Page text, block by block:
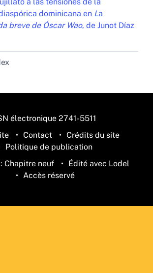
dominicana en La
breve de Óscar Wao, de Junot Díaz
électronique 2741-5511
Contact
Crédits du site
Politique de publication
Chapitre neuf
Édité avec Lodel
Accès réservé